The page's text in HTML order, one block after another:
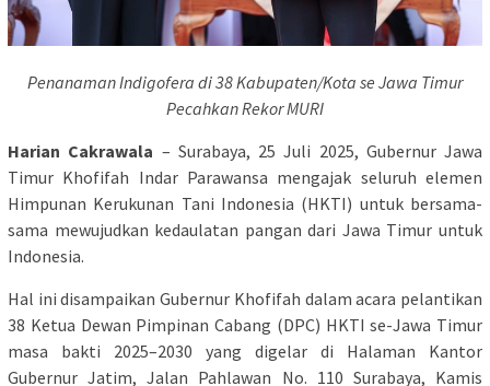
Penanaman Indigofera di 38 Kabupaten/Kota se Jawa Timur
Pecahkan Rekor MURI
Harian Cakrawala – Surabaya, 25 Juli 2025, Gubernur Jawa
Timur Khofifah Indar Parawansa mengajak seluruh elemen
Himpunan Kerukunan Tani Indonesia (HKTI) untuk bersama-
sama mewujudkan kedaulatan pangan dari Jawa Timur untuk
Indonesia.
Hal ini disampaikan Gubernur Khofifah dalam acara pelantikan
38 Ketua Dewan Pimpinan Cabang (DPC) HKTI se-Jawa Timur
masa bakti 2025–2030 yang digelar di Halaman Kantor
Gubernur Jatim, Jalan Pahlawan No. 110 Surabaya, Kamis